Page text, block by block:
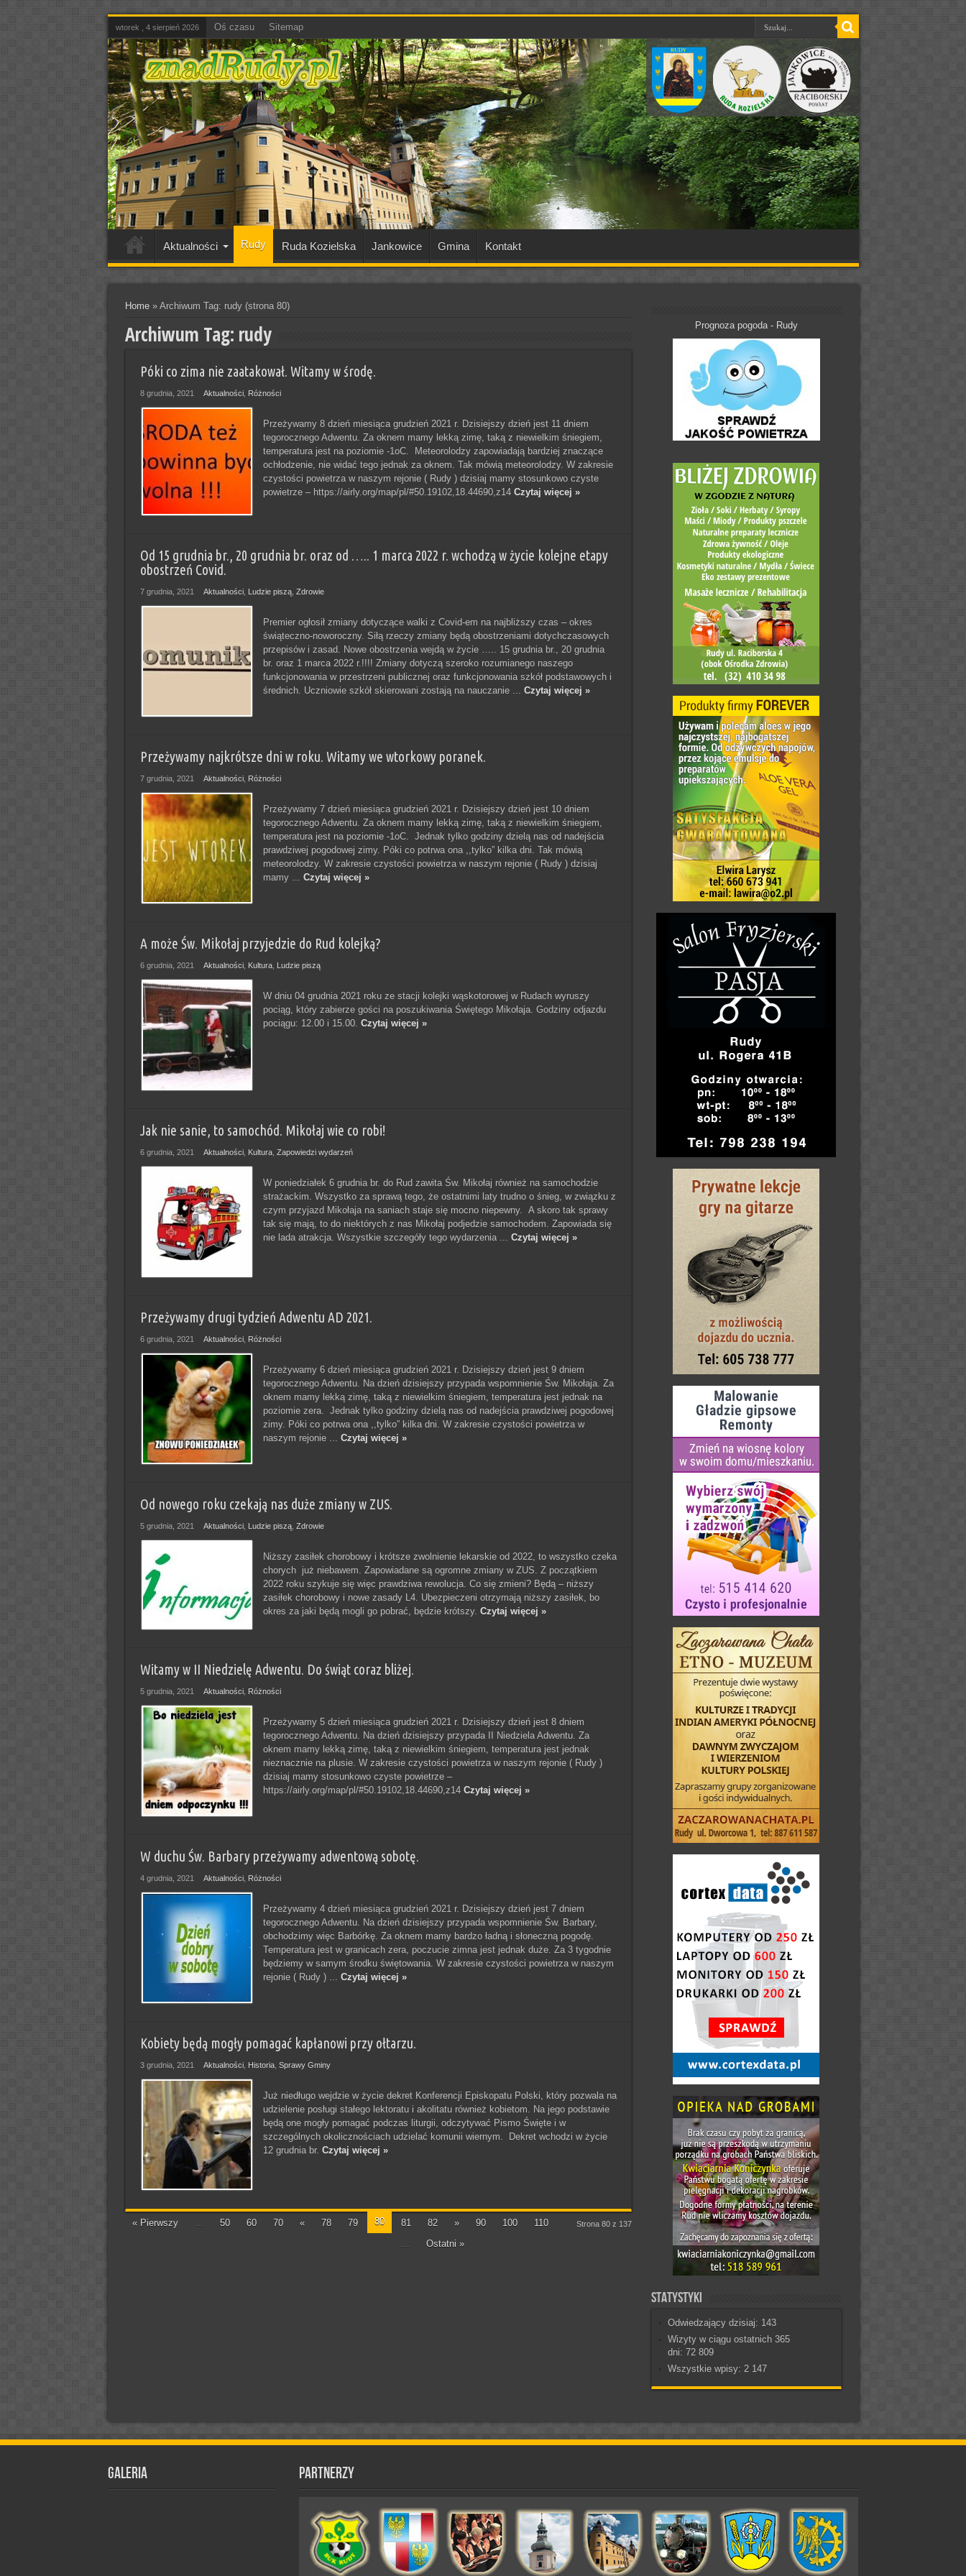
wtorek , 4 sierpień 2026 Oś czasu Sitemap
Aktualności Rudy Ruda Kozielska Jankowice Gmina Kontakt
Home» Archiwum Tag: rudy(strona 80)
Archiwum Tag: rudy
Póki co zima nie zaatakował. Witamy w środę.
8 grudnia, 2021 Aktualności, Różności
Przeżywamy 8 dzień miesiąca grudzień 2021 r. Dzisiejszy dzień jest 11 dniem
tegorocznego Adwentu. Za oknem mamy lekką zimę, taką z niewielkim śniegiem,
temperatura jest na poziomie -1oC. Meteorolodzy zapowiadają bardziej znaczące
ochłodzenie, nie widać tego jednak za oknem. Tak mówią meteorolodzy. W zakresie
czystości powietrza w naszym rejonie ( Rudy ) dzisiaj mamy stosunkowo czyste
powietrze – https://airly.org/map/pl/#50.19102,18.44690,z14 Czytaj więcej »
Od 15 grudnia br., 20 grudnia br. oraz od ….. 1 marca 2022 r. wchodzą w życie kolejne etapy
obostrzeń Covid.
7 grudnia, 2021 Aktualności, Ludzie piszą, Zdrowie
Premier ogłosił zmiany dotyczące walki z Covid-em na najbliższy czas – okres
świąteczno-noworoczny. Siłą rzeczy zmiany będą obostrzeniami dotychczasowych
przepisów i zasad. Nowe obostrzenia wejdą w życie ….. 15 grudnia br., 20 grudnia
br. oraz 1 marca 2022 r.!!!! Zmiany dotyczą szeroko rozumianego naszego
funkcjonowania w przestrzeni publicznej oraz funkcjonowania szkół podstawowych i
średnich. Uczniowie szkół skierowani zostają na nauczanie ... Czytaj więcej »
Przeżywamy najkrótsze dni w roku. Witamy we wtorkowy poranek.
7 grudnia, 2021 Aktualności, Różności
Przeżywamy 7 dzień miesiąca grudzień 2021 r. Dzisiejszy dzień jest 10 dniem
tegorocznego Adwentu. Za oknem mamy lekką zimę, taką z niewielkim śniegiem,
temperatura jest na poziomie -1oC. Jednak tylko godziny dzielą nas od nadejścia
prawdziwej pogodowej zimy. Póki co potrwa ona ,,tylko” kilka dni. Tak mówią
meteorolodzy. W zakresie czystości powietrza w naszym rejonie ( Rudy ) dzisiaj
mamy ... Czytaj więcej »
A może Św. Mikołaj przyjedzie do Rud kolejką?
6 grudnia, 2021 Aktualności, Kultura, Ludzie piszą
W dniu 04 grudnia 2021 roku ze stacji kolejki wąskotorowej w Rudach wyruszy
pociąg, który zabierze gości na poszukiwania Świętego Mikołaja. Godziny odjazdu
pociągu: 12.00 i 15.00. Czytaj więcej »
Jak nie sanie, to samochód. Mikołaj wie co robi!
6 grudnia, 2021 Aktualności, Kultura, Zapowiedzi wydarzeń
W poniedziałek 6 grudnia br. do Rud zawita Św. Mikołaj również na samochodzie
strażackim. Wszystko za sprawą tego, że ostatnimi laty trudno o śnieg, w związku z
czym przyjazd Mikołaja na saniach staje się mocno niepewny. A skoro tak sprawy
tak się mają, to do niektórych z nas Mikołaj podjedzie samochodem. Zapowiada się
nie lada atrakcja. Wszystkie szczegóły tego wydarzenia ... Czytaj więcej »
Przeżywamy drugi tydzień Adwentu AD 2021.
6 grudnia, 2021 Aktualności, Różności
Przeżywamy 6 dzień miesiąca grudzień 2021 r. Dzisiejszy dzień jest 9 dniem
tegorocznego Adwentu. Na dzień dzisiejszy przypada wspomnienie Św. Mikołaja. Za
oknem mamy lekką zimę, taką z niewielkim śniegiem, temperatura jest jednak na
poziomie zera. Jednak tylko godziny dzielą nas od nadejścia prawdziwej pogodowej
zimy. Póki co potrwa ona ,,tylko” kilka dni. W zakresie czystości powietrza w
naszym rejonie ... Czytaj więcej »
Od nowego roku czekają nas duże zmiany w ZUS.
5 grudnia, 2021 Aktualności, Ludzie piszą, Zdrowie
Niższy zasiłek chorobowy i krótsze zwolnienie lekarskie od 2022, to wszystko czeka
chorych już niebawem. Zapowiadane są ogromne zmiany w ZUS. Z początkiem
2022 roku szykuje się więc prawdziwa rewolucja. Co się zmieni? Będą – niższy
zasiłek chorobowy i nowe zasady L4. Ubezpieczeni otrzymają niższy zasiłek, bo
okres za jaki będą mogli go pobrać, będzie krótszy. Czytaj więcej »
Witamy w II Niedzielę Adwentu. Do świąt coraz bliżej.
5 grudnia, 2021 Aktualności, Różności
Przeżywamy 5 dzień miesiąca grudzień 2021 r. Dzisiejszy dzień jest 8 dniem
tegorocznego Adwentu. Na dzień dzisiejszy przypada II Niedziela Adwentu. Za
oknem mamy lekką zimę, taką z niewielkim śniegiem, temperatura jest jednak
nieznacznie na plusie. W zakresie czystości powietrza w naszym rejonie ( Rudy )
dzisiaj mamy stosunkowo czyste powietrze –
https://airly.org/map/pl/#50.19102,18.44690,z14 Czytaj więcej »
W duchu Św. Barbary przeżywamy adwentową sobotę.
4 grudnia, 2021 Aktualności, Różności
Przeżywamy 4 dzień miesiąca grudzień 2021 r. Dzisiejszy dzień jest 7 dniem
tegorocznego Adwentu. Na dzień dzisiejszy przypada wspomnienie Św. Barbary,
obchodzimy więc Barbórkę. Za oknem mamy bardzo ładną i słoneczną pogodę.
Temperatura jest w granicach zera, poczucie zimna jest jednak duże. Za 3 tygodnie
będziemy w samym środku świętowania. W zakresie czystości powietrza w naszym
rejonie ( Rudy ) ... Czytaj więcej »
Kobiety będą mogły pomagać kapłanowi przy ołtarzu.
3 grudnia, 2021 Aktualności, Historia, Sprawy Gminy
Już niedługo wejdzie w życie dekret Konferencji Episkopatu Polski, który pozwala na
udzielenie posługi stałego lektoratu i akolitatu również kobietom. Na jego podstawie
będą one mogły pomagać podczas liturgii, odczytywać Pismo Święte i w
szczególnych okolicznościach udzielać komunii wiernym. Dekret wchodzi w życie
12 grudnia br. Czytaj więcej »
Strona 80 z 137
« Pierwszy ... 50 60 70 « 78 79 80 81 82 » 90 100
110
...
Ostatni »
Prognoza pogoda - Rudy
Statystyki
Odwiedzający dzisiaj: 143
Wizyty w ciągu ostatnich 365
dni: 72 809
Wszystkie wpisy: 2 147
Galeria Partnerzy